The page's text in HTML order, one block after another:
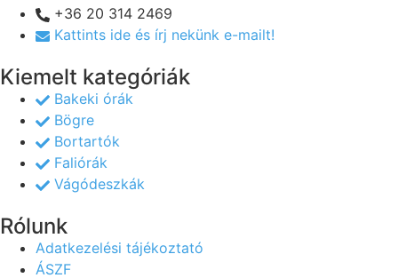
+36 20 314 2469
Kattints ide és írj nekünk e-mailt!
Kiemelt kategóriák
Bakeki órák
Bögre
Bortartók
Faliórák
Vágódeszkák
Rólunk
Adatkezelési tájékoztató
ÁSZF